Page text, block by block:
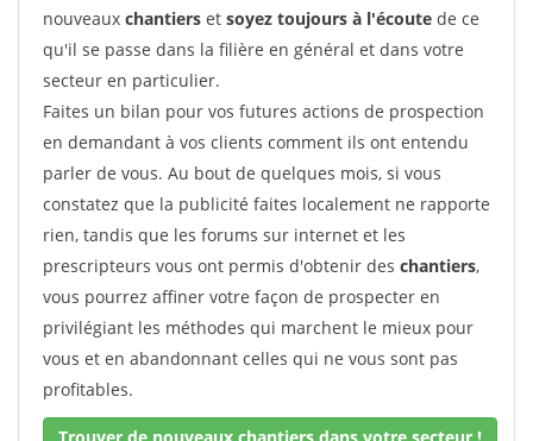
nouveaux chantiers et soyez toujours à l'écoute de ce
qu'il se passe dans la filière en général et dans votre
secteur en particulier.
Faites un bilan pour vos futures actions de prospection
en demandant à vos clients comment ils ont entendu
parler de vous. Au bout de quelques mois, si vous
constatez que la publicité faites localement ne rapporte
rien, tandis que les forums sur internet et les
prescripteurs vous ont permis d'obtenir des chantiers,
vous pourrez affiner votre façon de prospecter en
privilégiant les méthodes qui marchent le mieux pour
vous et en abandonnant celles qui ne vous sont pas
profitables.